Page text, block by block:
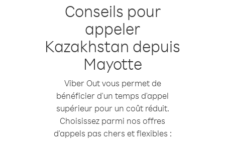
Conseils pour
appeler
Kazakhstan depuis
Mayotte
Viber Out vous permet de
bénéficier d'un temps d'appel
supérieur pour un coût réduit.
Choisissez parmi nos offres
d'appels pas chers et flexibles :